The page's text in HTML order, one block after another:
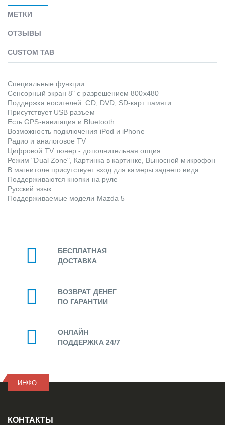
МЕТКИ
ОТЗЫВЫ
CUSTOM TAB
Специальные функции:
Сенсорный экран 8" с разрешением 800x480
Поддержка носителей: CD, DVD, SD-карт памяти
Присутствует USB разъем
Есть GPS-навигация и Bluetooth
Возможность подключения iPod и iPhone
Радио и аналоговое TV
Цифровой TV тюнер - дополнительная опция
Режим "Dual Zone", Картинка в картинке, Выносной микрофон
В магнитоле присутствует вход для камеры заднего вида
Поддерживаются кнопки на руле
Русский язык
Поддерживаемые модели Mazda 5
БЕСПЛАТНАЯ
ДОСТАВКА
ВОЗВРАТ ДЕНЕГ
ПО ГАРАНТИИ
ОНЛАЙН
ПОДДЕРЖКА 24/7
ИНФО:
КОНТАКТЫ